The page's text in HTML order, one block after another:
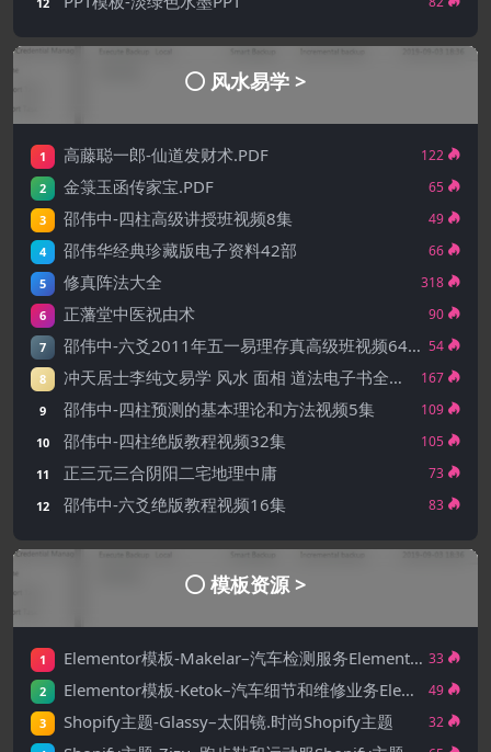
风水易学 >
1 高藤聪一郎-仙道发财术.PDF 122
2 金箓玉函传家宝.PDF 65
3 邵伟中-四柱高级讲授班视频8集 49
4 邵伟华经典珍藏版电子资料42部 66
5 修真阵法大全 318
6 正藩堂中医祝由术 90
7 邵伟中-六爻2011年五一易理存真高级班视频64集 54
8 冲天居士李纯文易学 风水 面相 道法电子书全集 共17本 167
9 邵伟中-四柱预测的基本理论和方法视频5集 109
10 邵伟中-四柱绝版教程视频32集 105
11 正三元三合阴阳二宅地理中庸 73
12 邵伟中-六爻绝版教程视频16集 83
模板资源 >
1 Elementor模板-Makelar–汽车检测服务Elementor模板套件 33
2 Elementor模板-Ketok–汽车细节和维修业务Elementor Pro模板套件 49
3 Shopify主题-Glassy–太阳镜.时尚Shopify主题 32